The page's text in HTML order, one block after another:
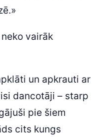
vairāk
un apkrauti ar
dancotāji – starp
pie šiem
cits kungs